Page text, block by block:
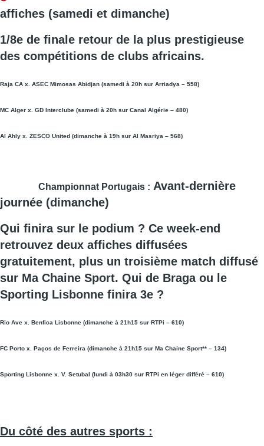
affiches (samedi et dimanche)
1/8e de finale retour de la plus prestigieuse
des compétitions de clubs africains.
Raja CA x. ASEC Mimosas Abidjan (samedi à 20h sur Arriadya – 558)
MC Alger x. GD Interclube (samedi à 20h sur Canal Algérie – 480)
Al Ahly x. ZESCO United (dimanche à 19h sur Al Masriya – 568)
Championnat Portugais : Avant-dernière
journée (dimanche)
Qui finira sur le podium ? Ce week-end
retrouvez deux affiches diffusées
gratuitement, plus un troisième match diffusé
sur Ma Chaine Sport. Qui de Braga ou le
Sporting Lisbonne finira 3e ?
Rio Ave x. Benfica Lisbonne (dimanche à 21h15 sur RTPi – 610)
FC Porto x. Paços de Ferreira (dimanche à 21h15 sur Ma Chaine Sport** – 134)
Sporting Lisbonne x. V. Setubal (lundi à 03h30 sur RTPi en léger différé – 610)
Du côté des autres sports :